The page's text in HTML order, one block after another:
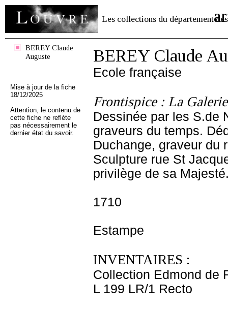
Les collections du département des
BEREY Claude
Auguste
Mise à jour de la fiche
18/12/2025
Attention, le contenu de
cette fiche ne reflète
pas nécessairement le
dernier état du savoir.
BEREY Claude
Ecole française
Frontispice : La
Dessinée par les S.de
graveurs du temps.
Duchange, graveur du
Sculpture rue St
privilège de sa
1710
Estampe
INVENTAIRES :
Collection Edmond de
L 199 LR/1 Recto